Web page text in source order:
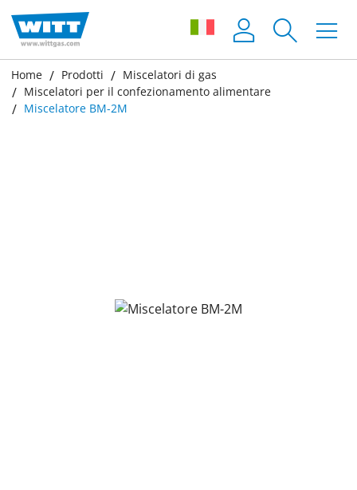
Home Prodotti
Miscelatori di gas
Miscelatori per il confezionamento alimentare
Miscelatore BM-2M